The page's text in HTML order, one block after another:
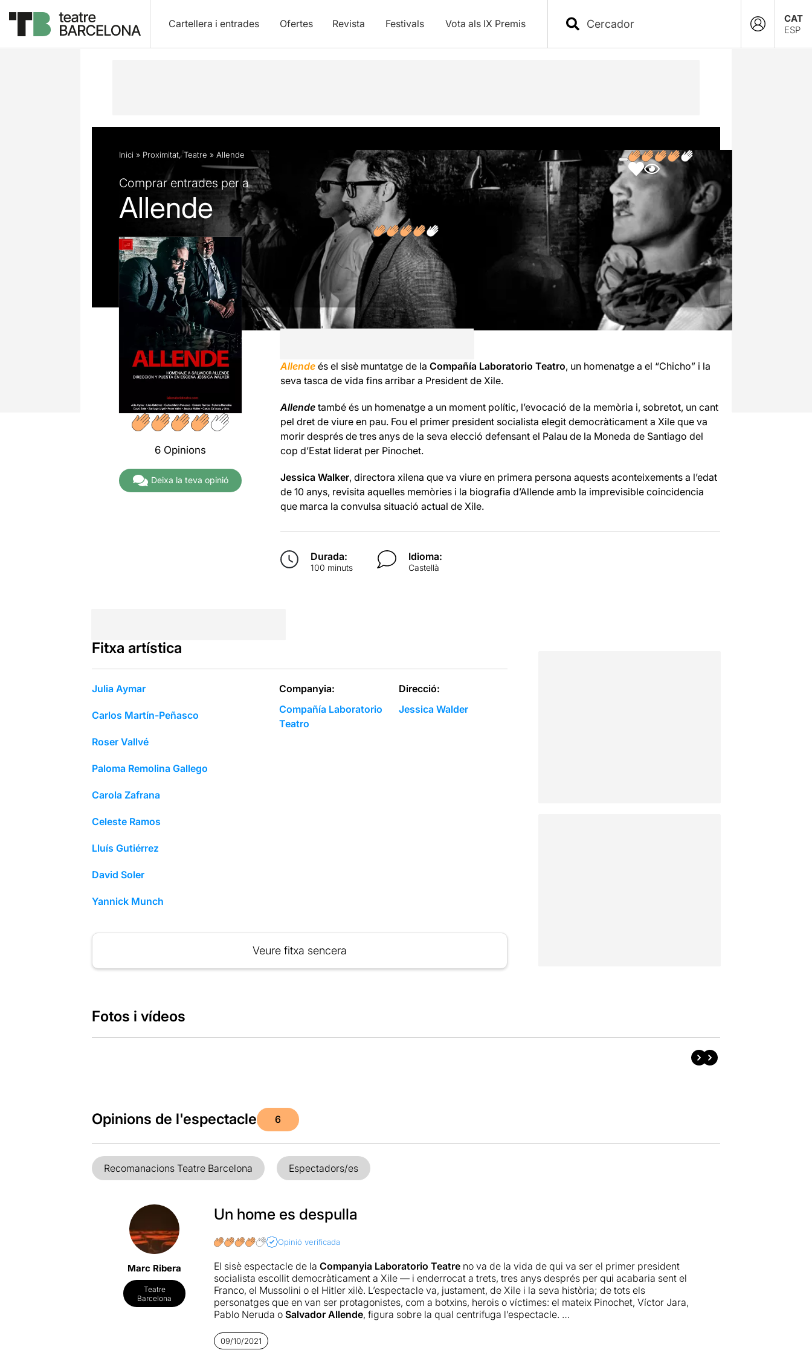
Cartellera i entrades Ofertes Revista Festivals Vota als IX Premis
CAT
ESP
Descripció Fitxa artística Fotos i vídeos Opinions
Inici » Proximitat,Teatre » Allende
Comprar entrades per a
Allende
6 Opinions
Deixa la teva opinió
Allendeés el sisè muntatge de la Compañía Laboratorio Teatro, un homenatge a el “Chicho” i la
seva tasca de vida fins arribar a President de Xile.
Allendetambé és un homenatge a un moment polític, l’evocació de la memòria i, sobretot, un cant
pel dret de viure en pau. Fou el primer president socialista elegit democràticament a Xile que va
morir després de tres anys de la seva elecció defensant el Palau de la Moneda de Santiago del
cop d’Estat liderat per Pinochet.
Jessica Walker, directora xilena que va viure en primera persona aquests aconteixements a l’edat
de 10 anys, revisita aquelles memòries i la biografia d’Allende amb la imprevisible coincidencia
que marca la convulsa situació actual de Xile.
Durada:
100 minuts
Idioma:
Castellà
Fitxa artística
Julia Aymar
Carlos Martín-Peñasco
Roser Vallvé
Paloma Remolina Gallego
Carola Zafrana
Celeste Ramos
Lluís Gutiérrez
David Soler
Yannick Munch
Companyia:
Compañía Laboratorio
Teatro
Direcció:
Jessica Walder
Veure fitxa sencera
Fotos i vídeos
Opinions de l'espectacle 6
Recomanacions Teatre Barcelona Espectadors/es
Marc Ribera
Teatre
Barcelona
Un home es despulla
Opinió verificada
El sisè espectacle de la Companyia Laboratorio Teatreno va de la vida de qui va ser el primer president
socialista escollit democràticament a Xile — i enderrocat a trets, tres anys després per qui acabaria sent el
Franco, el Mussolini o el Hitler xilè. L’espectacle va, justament, de Xile i la seva història; de tots els
personatges que en van ser protagonistes, com a botxins, herois o víctimes: el mateix Pinochet, Víctor Jara,
Pablo Neruda o Salvador Allende, figura sobre la qual centrifuga l’espectacle.
Un espectacle que porta el segell inconfusible de
fidels deixebles que es comprometen amb la seva forma única i personal, passional i visceral de fer teatre.
09/10/2021